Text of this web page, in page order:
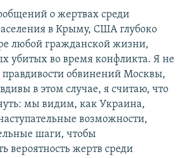
о жертвах среди
в Крыму, США глубоко
любой гражданской жизни,
убитых во время конфликта. Я не
правдивости обвинений Москвы,
в этом случае, я считаю, что
мы видим, как Украина,
возможности,
шаги, чтобы
вероятность жертв среди